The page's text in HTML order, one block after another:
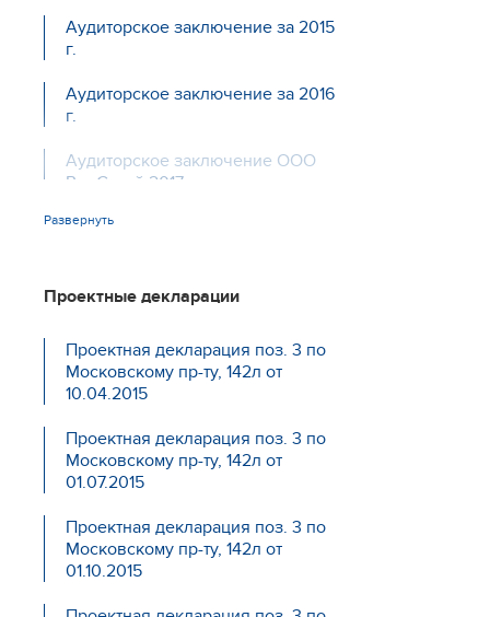
Аудиторское заключение за 2015
г.
Аудиторское заключение за 2016
г.
Аудиторское заключение ООО
РемСтрой 2017
ДДУ новая редакция с 01.01.17
Развернуть
Проектные декларации
Проектная декларация поз. 3 по
Московскому пр-ту, 142л от
10.04.2015
Проектная декларация поз. 3 по
Московскому пр-ту, 142л от
01.07.2015
Проектная декларация поз. 3 по
Московскому пр-ту, 142л от
01.10.2015